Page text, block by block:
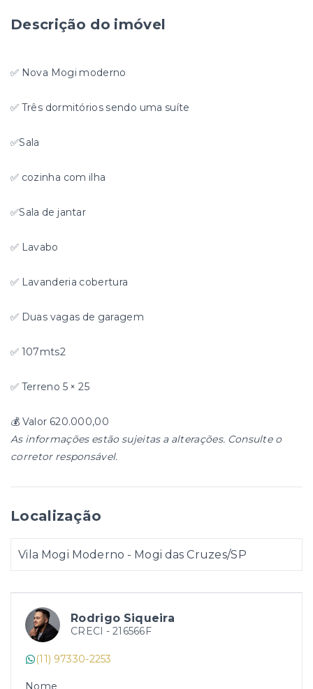
Rodrigo Siqueira
CRECI - 216566F
(11) 97330-2253
Nome
Descrição do imóvel
✅ Nova Mogi moderno
✅ Três dormitórios sendo uma suíte
✅Sala
✅ cozinha com ilha
✅Sala de jantar
✅ Lavabo
✅ Lavanderia cobertura
✅ Duas vagas de garagem
✅ 107mts2
✅ Terreno 5 × 25
💰 Valor 620.000,00
As informações estão sujeitas a alterações. Consulte o
corretor responsável.
Localização
Vila Mogi Moderno - Mogi das Cruzes/SP